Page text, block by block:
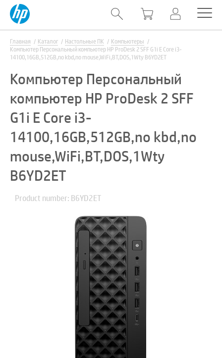
Главная Каталог Настольные ПК
Компьютеры
Компьютер Персональный компьютер HP ProDesk 2 SFF G1i E Core i3-
14100,16GB,512GB,no kbd,no mouse,WiFi,BT,DOS,1Wty B6YD2ET
Компьютер Персональный
компьютер HP ProDesk 2 SFF
G1i E Core i3-
14100,16GB,512GB,no kbd,no
mouse,WiFi,BT,DOS,1Wty
B6YD2ET
Product number: B6YD2ET